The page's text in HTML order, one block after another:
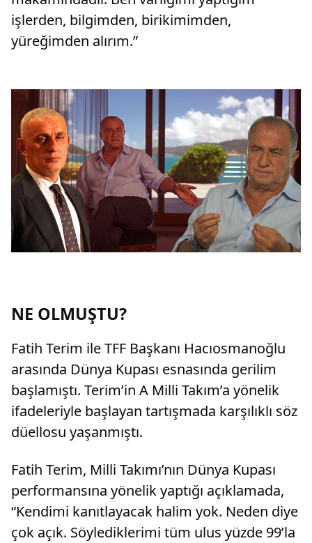
işlerden, bilgimden, birikimimden,
yüreğimden alırım.”
NE OLMUŞTU?
Fatih Terim ile TFF Başkanı Hacıosmanoğlu
arasında Dünya Kupası esnasında gerilim
başlamıştı. Terim’in A Milli Takım’a yönelik
ifadeleriyle başlayan tartışmada karşılıklı söz
düellosu yaşanmıştı.
Fatih Terim, Milli Takımı’nın Dünya Kupası
performansına yönelik yaptığı açıklamada,
“Kendimi kanıtlayacak halim yok. Neden diye
çok açık. Söylediklerimi tüm ulus yüzde 99’la